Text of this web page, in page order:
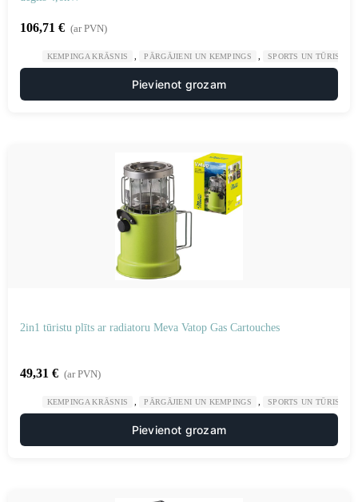
106,71 € (ar PVN)
KEMPINGA KRĀSNIS PĀRGĀJIENI UN KEMPINGS SPORTS UN TŪRISMS
Pievienot grozam
2in1 tūristu plīts ar radiatoru Meva Vatop Gas Cartouches
49,31 € (ar PVN)
KEMPINGA KRĀSNIS PĀRGĀJIENI UN KEMPINGS SPORTS UN TŪRISMS
Pievienot grozam